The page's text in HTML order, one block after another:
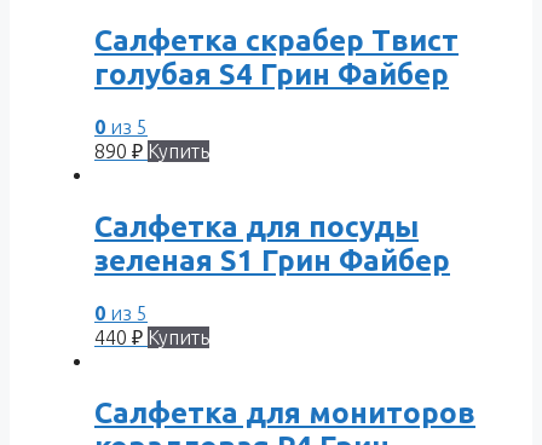
Салфетка скрабер Твист
голубая S4 Грин Файбер
0 из 5
890 ₽ Купить
Салфетка для посуды
зеленая S1 Грин Файбер
0 из 5
440 ₽ Купить
Салфетка для мониторов